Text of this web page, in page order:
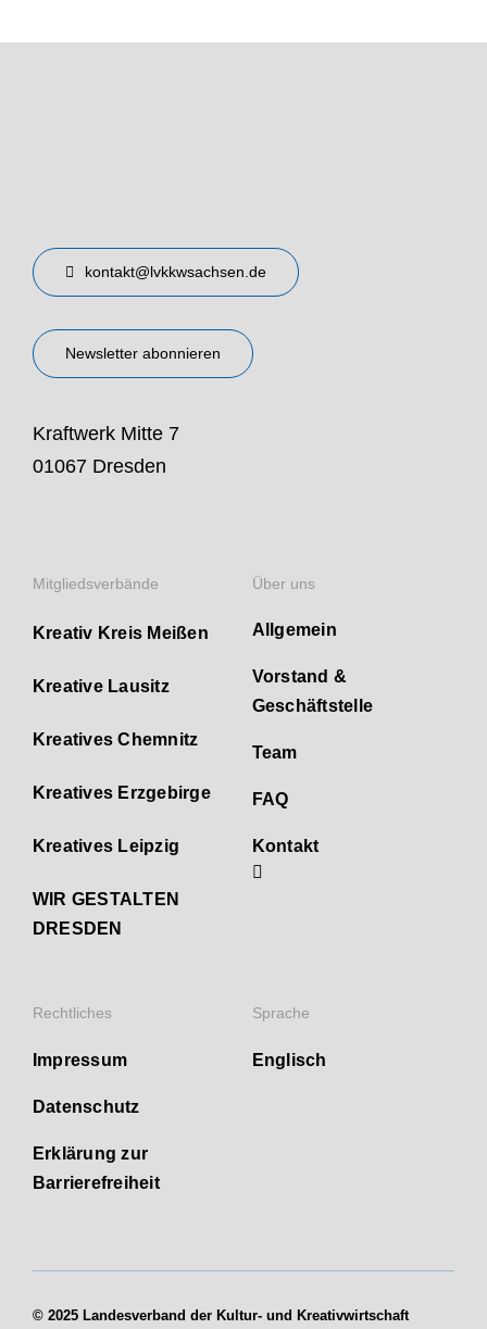
kontakt@lvkkwsachsen.de
Newsletter abonnieren
Kraftwerk Mitte 7
01067 Dresden
Mitgliedsverbände
Kreativ Kreis Meißen
Kreative Lausitz
Kreatives Chemnitz
Kreatives Erzgebirge
Kreatives Leipzig
WIR GESTALTEN
DRESDEN
Über uns
Allgemein
Vorstand &
Geschäftstelle
Team
FAQ
Kontakt
Rechtliches
Impressum
Datenschutz
Erklärung zur
Barrierefreiheit
Sprache
Englisch
© 2025 Landesverband der Kultur- und Kreativwirtschaft